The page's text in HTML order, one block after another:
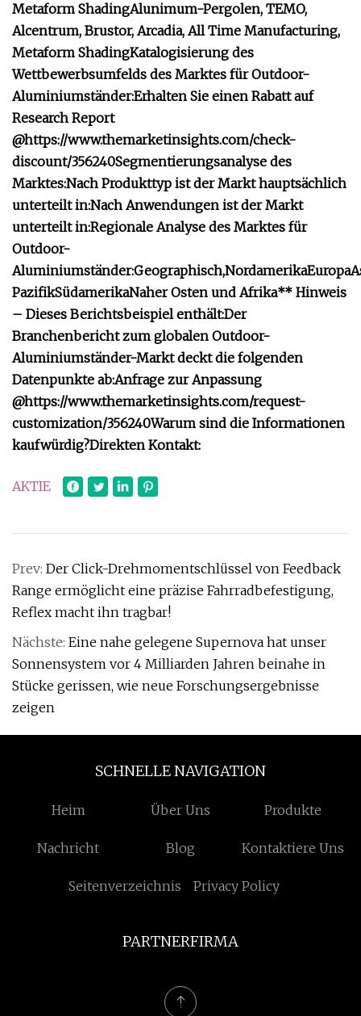
Metaform ShadingAlunimum-Pergolen, TEMO,
Alcentrum, Brustor, Arcadia, All Time Manufacturing,
Metaform ShadingKatalogisierung des
Wettbewerbsumfelds des Marktes für Outdoor-
Aluminiumständer:Erhalten Sie einen Rabatt auf
Research Report
@https://www.themarketinsights.com/check-
discount/356240Segmentierungsanalyse des
Marktes:Nach Produkttyp ist der Markt hauptsächlich
unterteilt in:Nach Anwendungen ist der Markt
unterteilt in:Regionale Analyse des Marktes für
Outdoor-
Aluminiumständer:Geographisch,NordamerikaEuropa
PazifikSüdamerikaNaher Osten und Afrika** Hinweis
– Dieses Berichtsbeispiel enthält:Der
Branchenbericht zum globalen Outdoor-
Aluminiumständer-Markt deckt die folgenden
Datenpunkte ab:Anfrage zur Anpassung
@https://www.themarketinsights.com/request-
customization/356240Warum sind die Informationen
kaufwürdig?Direkten Kontakt:
AKTIE
Prev: Der Click-Drehmomentschlüssel von Feedback
Range ermöglicht eine präzise Fahrradbefestigung,
Reflex macht ihn tragbar!
Nächste: Eine nahe gelegene Supernova hat unser
Sonnensystem vor 4 Milliarden Jahren beinahe in
Stücke gerissen, wie neue Forschungsergebnisse
zeigen
SCHNELLE NAVIGATION
Heim Über Uns Produkte
Nachricht Blog Kontaktiere Uns
Seitenverzeichnis Privacy Policy
PARTNERFIRMA